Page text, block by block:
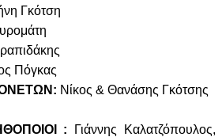
Γκότση
Πόγκας
Νίκος & Θανάσης Γκότσης
: Γιάννης Καλατζόπουλος,